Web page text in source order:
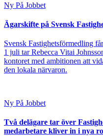
Ny På Jobbet
Ägarskifte på Svensk
Svensk Fastighetsförmedling
1 juli tar Rebecca Vitai
kontoret med ambitionen att
den lokala närvaron.
Ny På Jobbet
Två delägare tar över
medarbetare kliver in i nya